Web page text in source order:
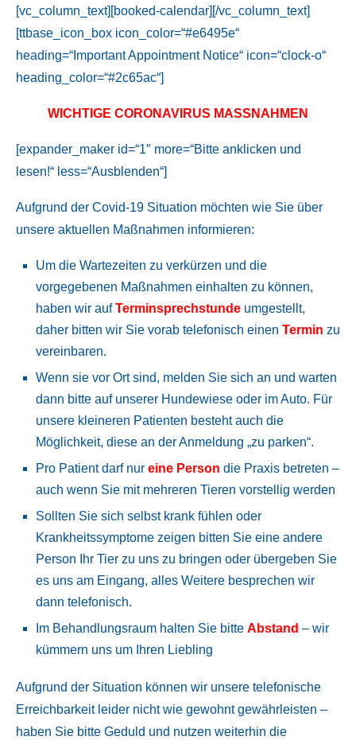
[vc_column_text][booked-calendar][/vc_column_text]
[ttbase_icon_box icon_color=“#e6495e“
heading=“Important Appointment Notice“ icon=“clock-o“
heading_color=“#2c65ac“]
WICHTIGE CORONAVIRUS MASSNAHMEN
[expander_maker id=“1″ more=“Bitte anklicken und
lesen!“ less=“Ausblenden“]
Aufgrund der Covid-19 Situation möchten wie Sie über
unsere aktuellen Maßnahmen informieren:
Um die Wartezeiten zu verkürzen und die
vorgegebenen Maßnahmen einhalten zu können,
haben wir aufTerminsprechstunde umgestellt,
daher bitten wir Sie vorab telefonisch einen Termin zu
vereinbaren.
Wenn sie vor Ort sind, melden Sie sich an und warten
dann bitte auf unserer Hundewiese oder im Auto. Für
unsere kleineren Patienten besteht auch die
Möglichkeit, diese an der Anmeldung „zu parken“.
Pro Patient darf nur eine Person die Praxis betreten –
auch wenn Sie mit mehreren Tieren vorstellig werden
Sollten Sie sich selbst krank fühlen oder
Krankheitssymptome zeigen bitten Sie eine andere
Person Ihr Tier zu uns zu bringen oder übergeben Sie
es uns am Eingang, alles Weitere besprechen wir
dann telefonisch.
Im Behandlungsraum halten Sie bitte Abstand – wir
kümmern uns um Ihren Liebling
Aufgrund der Situation können wir unsere telefonische
Erreichbarkeit leider nicht wie gewohnt gewährleisten –
haben Sie bitte Geduld und nutzen weiterhin die